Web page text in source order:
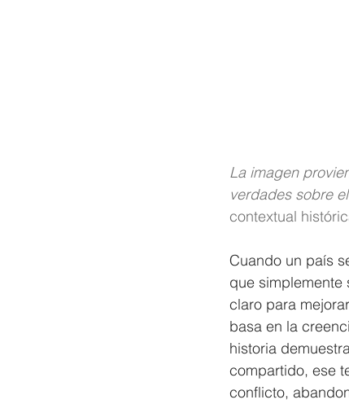
La imagen
verdades sobre
contextual
Cuando un país
que simplemente
claro para
basa en la
historia
compartido, ese
conflicto,